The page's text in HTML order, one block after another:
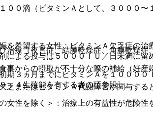
希望する女性：ビタミンＡ欠乏症の
による投与は５０００ＩＵ／日未満に留
期３ヵ月までにビタミンＡを１０００
．４生殖能を有する者の項参照〕。
性を除く＞：治療上の有益性が危険性
００滴（ビタミンＡとして、３０００
療（夜盲症、結膜乾燥症、角膜乾燥症
からの摂取が不十分な際の補給（妊産
またはビタミンＡ代謝障害が関与する